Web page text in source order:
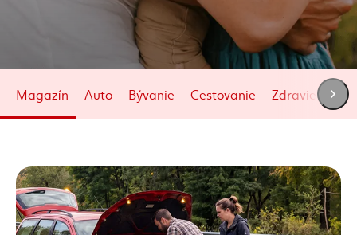
Magazín Auto Bývanie Cestovanie Zdravie